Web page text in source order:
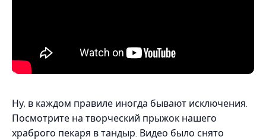
Ну, в каждом правиле иногда бывают исключения.
Посмотрите на творческий прыжок нашего
храброго пекаря в тандыр. Видео было снято